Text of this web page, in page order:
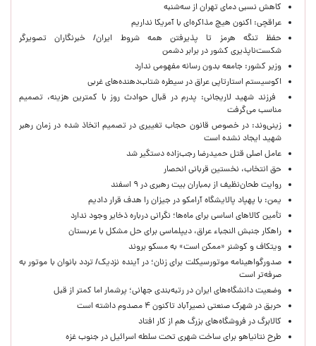
کاهش نسبی دمای تهران از سه‌شنبه
عراقچی: اکنون هیچ مذاکره‌ای با آمریکا نداریم
حفظ تنگه هرمز تا پذیرفتن همه شروط ایران/ خبرنگاران تصویرگر
شکست‌ناپذیری کشور در برابر دشمن
وزیر کشور: جامعه بدون رسانه مفهومی ندارد
اکوسیستم استارتاپی عراق در سیطره شتاب‌دهنده‌‌های غربی
فرزند شهید لاریجانی: پدرم در قبال حوادث روز با کمترین هزینه، تصمیم
مناسب می‌گرفت
زینی‌وند: در خصوص قانون حجاب تغییری در تصمیم اتخاذ شده در زمان رهبر
شهید ایجاد نشده است
عامل اصلی قتل حمیدرضا رجب‌زاده دستگیر شد
حق انتخاب، نخستین قربانی انحصار
روایت طحان‌نظیف از بمباران بیت رهبری در ۹ اسفند
یمن: با پهپاد پالایشگاه آرامکو در جیزان را هدف قرار دادیم
تأمین کالاهای اساسی برای ماه‌ها؛ نگرانی درباره ذخایر وجود ندارد
راهکار جنبش النجباء عراق، دیپلماسی برای حل مشکل با عربستان
ویتکاف و کوشنر «ممکن است» به مسکو بروند
صدورگواهینامه موتورسیکلت برای زنان؛ در آینده نزدیک/ تردد بانوان با موتور به‌
صرفه‌تر است
وضعیت دانشگاه‌های ایران در رتبه‌بندی جهانی؛ پرشمار اما کمتر از قبل
حریق در شهرک صنعتی نصیرآباد تاکنون ۴ مصدوم داشته است
کالابرگ در فروشگاه‌های بزرگ هم از کار افتاد
طرح نتانیاهو برای ساخت شهری تحت سلطه اسرائیل در جنوب غزه